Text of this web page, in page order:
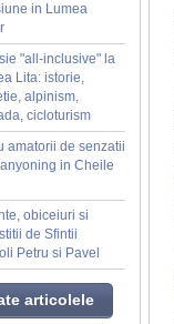
in Lumea
"all-inclusive" la
Lita: istorie,
alpinism,
cicloturism
amatorii de senzatii
in Cheile
obiceiuri si
de Sfintii
Petru si Pavel
articolele